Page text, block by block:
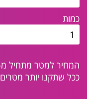
כמות
המחיר למטר מתחיל מ-49
ככל שתקנו יותר